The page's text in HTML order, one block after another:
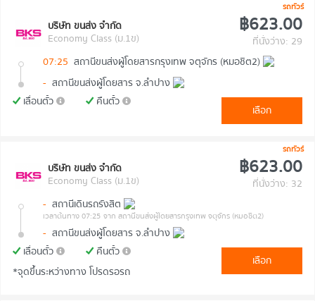
รถทัวร์
บริษัท ขนส่ง จำกัด
Economy Class (ม.1ข)
฿623.00
ที่นั่งว่าง: 29
07:25 สถานีขนส่งผู้โดยสารกรุงเทพ จตุจักร (หมอชิต2)
- สถานีขนส่งผู้โดยสาร จ.ลำปาง
เลื่อนตั๋ว
คืนตั๋ว
เลือก
รถทัวร์
บริษัท ขนส่ง จำกัด
Economy Class (ม.1ข)
฿623.00
ที่นั่งว่าง: 32
- สถานีเดินรถรังสิต
เวลาต้นทาง 07:25 จาก สถานีขนส่งผู้โดยสารกรุงเทพ จตุจักร (หมอชิต2)
- สถานีขนส่งผู้โดยสาร จ.ลำปาง
เลื่อนตั๋ว
คืนตั๋ว
*จุดขึ้นระหว่างทาง โปรดรอรถ
เลือก